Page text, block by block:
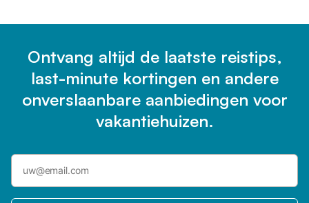
Ontvang altijd de laatste reistips,
last-minute kortingen en andere
onverslaanbare aanbiedingen voor
vakantiehuizen.